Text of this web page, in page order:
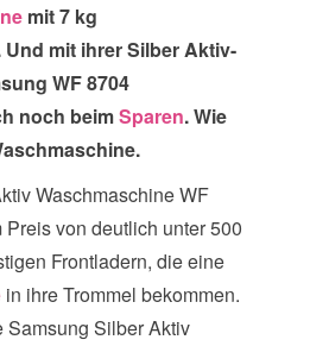
mit 7 kg
mit ihrer Silber Aktiv-
WF 8704
noch beimSparen. Wie
Waschmaschine WF
von deutlich unter 500
Frontladern, die eine
in ihre Trommel bekommen.
Samsung Silber Aktiv